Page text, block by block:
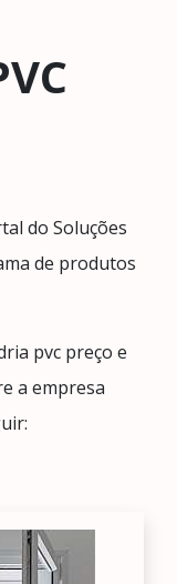
do Soluções
de produtos
pvc preço e
a empresa